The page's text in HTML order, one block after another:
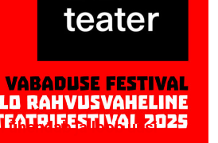
ühendab ja loob uusi